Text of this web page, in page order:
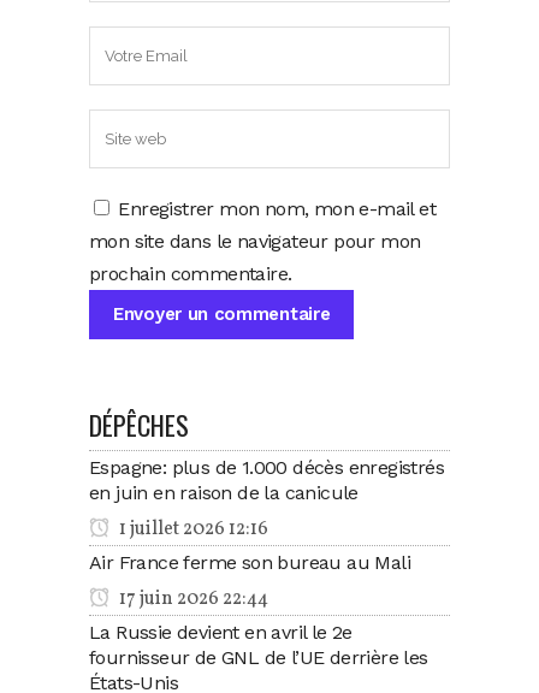
Enregistrer mon nom, mon e-mail et
mon site dans le navigateur pour mon
prochain commentaire.
DÉPÊCHES
Espagne: plus de 1.000 décès enregistrés
en juin en raison de la canicule
1 juillet 2026 12:16
Air France ferme son bureau au Mali
17 juin 2026 22:44
La Russie devient en avril le 2e
fournisseur de GNL de l’UE derrière les
États-Unis